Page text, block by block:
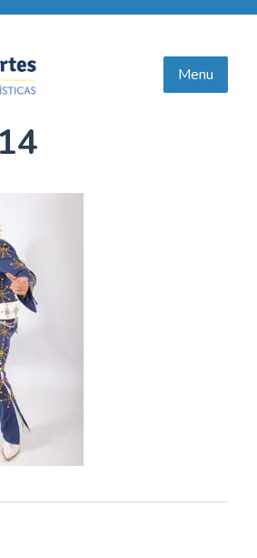
Menu